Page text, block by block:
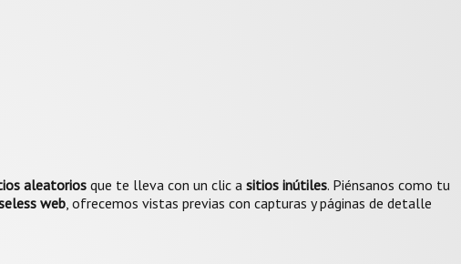
aleatorios que te lleva con un clic a sitios inútiles. Piénsanos como tu
web , ofrecemos vistas previas con capturas y páginas de detalle